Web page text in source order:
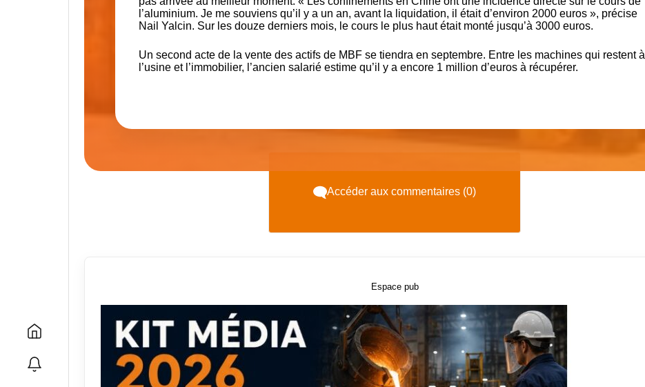
l’aluminium. Je me souviens qu’il y a un an, avant la liquidation, il était d’environ 2000 euros », précise
Nail Yalcin. Sur les douze derniers mois, le cours le plus haut était monté jusqu’à 3000 euros.
Un second acte de la vente des actifs de MBF se tiendra en septembre. Entre les machines qui restent à
l’usine et l’immobilier, l’ancien salarié estime qu’il y a encore 1 million d’euros à récupérer.
Accéder aux commentaires (0)
Espace pub